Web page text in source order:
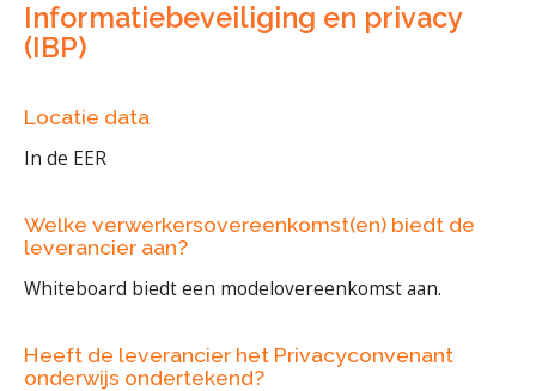
Informatiebeveiliging en privacy
(IBP)
Locatie data
In de EER
Welke verwerkersovereenkomst(en) biedt de
leverancier aan?
Whiteboard biedt een modelovereenkomst aan.
Heeft de leverancier het Privacyconvenant
onderwijs ondertekend?